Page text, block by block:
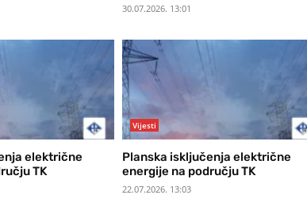
30.07.2026. 13:01
električne
TK
Vijesti
Planska isključenja električne
energije na području TK
22.07.2026. 13:03